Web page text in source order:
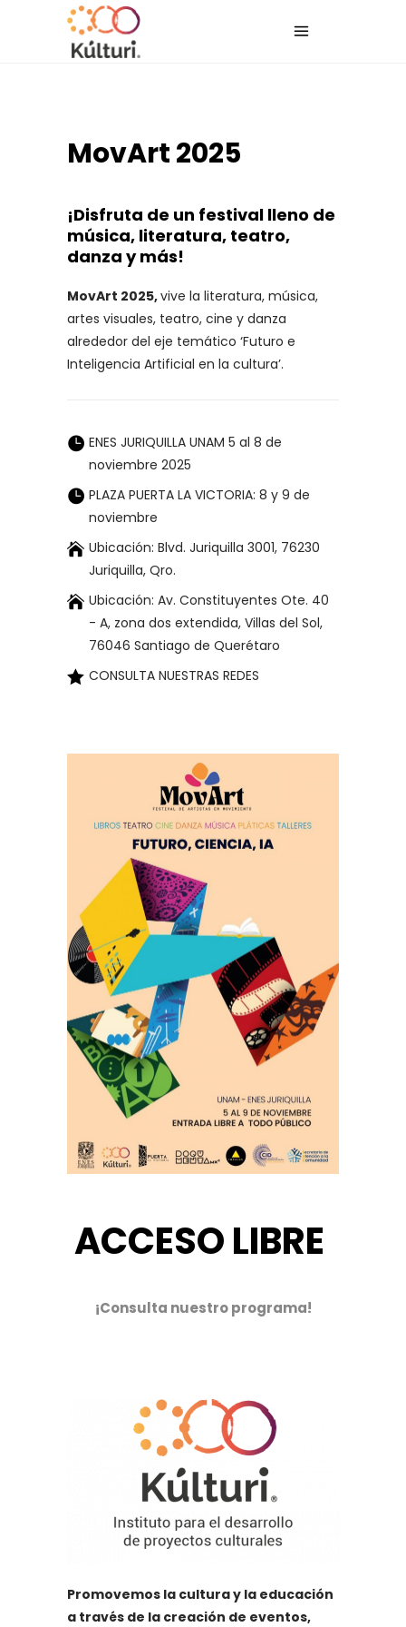
MovArt 2025
¡Disfruta de un festival lleno de
música, literatura, teatro,
danza y más!
MovArt 2025,vive la literatura, música,
artes visuales, teatro, cine y danza
alrededor del eje temático ‘Futuro e
Inteligencia Artificial en la cultura’.
ENES JURIQUILLA UNAM 5 al 8 de
noviembre 2025
PLAZA PUERTA LA VICTORIA: 8 y 9 de
noviembre
Ubicación: Blvd. Juriquilla 3001, 76230
Juriquilla, Qro.
Ubicación: Av. Constituyentes Ote. 40
- A, zona dos extendida, Villas del Sol,
76046 Santiago de Querétaro
CONSULTA NUESTRAS REDES
ACCESO LIBRE
¡Consulta nuestro programa!
Promovemos la cultura y la educación
a través de la creación de eventos,